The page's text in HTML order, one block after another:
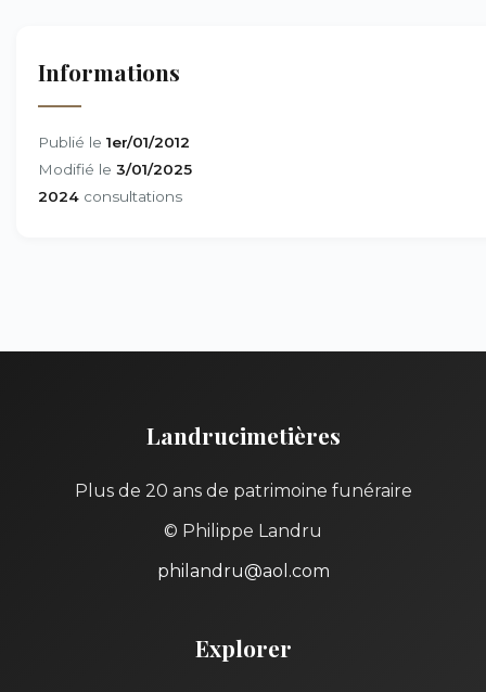
Informations
Publié le 1er/01/2012
Modifié le 3/01/2025
2024 consultations
Landrucimetières
Plus de 20 ans de patrimoine funéraire
© Philippe Landru
philandru@aol.com
Explorer